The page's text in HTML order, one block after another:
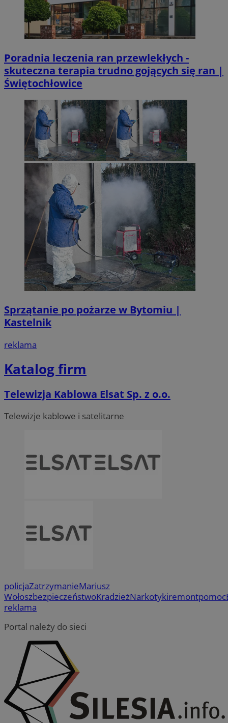
Poradnia leczenia ran przewlekłych -
skuteczna terapia trudno gojących się ran |
Świętochłowice
Sprzątanie po pożarze w Bytomiu |
Kastelnik
reklama
Katalog firm
Telewizja Kablowa Elsat Sp. z o.o.
Telewizje kablowe i satelitarne
policjaZatrzymanieMariusz
WołoszbezpieczeństwoKradzieżNarkotykiremontpomoc
reklama
Portal należy do sieci